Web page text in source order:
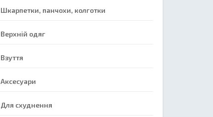
Шкарпетки, панчохи, колготки
Верхній одяг
Взуття
Аксесуари
Для схуднення